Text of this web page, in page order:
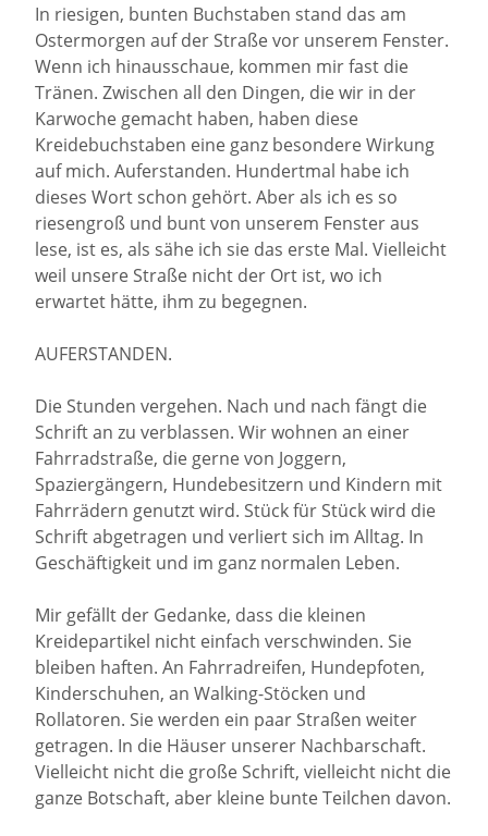
In riesigen, bunten Buchstaben stand das am
Ostermorgen auf der Straße vor unserem Fenster.
Wenn ich hinausschaue, kommen mir fast die
Tränen. Zwischen all den Dingen, die wir in der
Karwoche gemacht haben, haben diese
Kreidebuchstaben eine ganz besondere Wirkung
auf mich. Auferstanden. Hundertmal habe ich
dieses Wort schon gehört. Aber als ich es so
riesengroß und bunt von unserem Fenster aus
lese, ist es, als sähe ich sie das erste Mal. Vielleicht
weil unsere Straße nicht der Ort ist, wo ich
erwartet hätte, ihm zu begegnen.
AUFERSTANDEN.
Die Stunden vergehen. Nach und nach fängt die
Schrift an zu verblassen. Wir wohnen an einer
Fahrradstraße, die gerne von Joggern,
Spaziergängern, Hundebesitzern und Kindern mit
Fahrrädern genutzt wird. Stück für Stück wird die
Schrift abgetragen und verliert sich im Alltag. In
Geschäftigkeit und im ganz normalen Leben.
Mir gefällt der Gedanke, dass die kleinen
Kreidepartikel nicht einfach verschwinden. Sie
bleiben haften. An Fahrradreifen, Hundepfoten,
Kinderschuhen, an Walking-Stöcken und
Rollatoren. Sie werden ein paar Straßen weiter
getragen. In die Häuser unserer Nachbarschaft.
Vielleicht nicht die große Schrift, vielleicht nicht die
ganze Botschaft, aber kleine bunte Teilchen davon.